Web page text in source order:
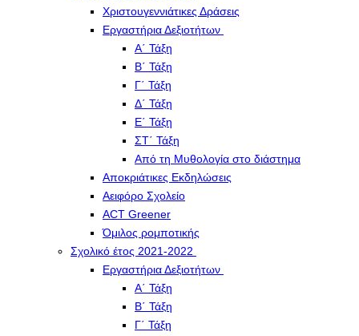
Χριστουγεννιάτικες Δράσεις
Εργαστήρια Δεξιοτήτων
Α΄ Τάξη
Β΄ Τάξη
Γ΄ Τάξη
Δ΄ Τάξη
Ε΄ Τάξη
ΣΤ΄ Τάξη
Από τη Μυθολογία στο διάστημα
Αποκριάτικες Εκδηλώσεις
Αειφόρο Σχολείο
ACT Greener
Όμιλος ρομποτικής
Σχολικό έτος 2021-2022
Εργαστήρια Δεξιοτήτων
Α΄ Τάξη
Β΄ Τάξη
Γ΄ Τάξη